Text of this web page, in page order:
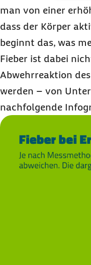
man von einer
dass der Körper
beginnt das, was
Fieber ist dabei
Abwehrreaktion
werden – von
nachfolgende